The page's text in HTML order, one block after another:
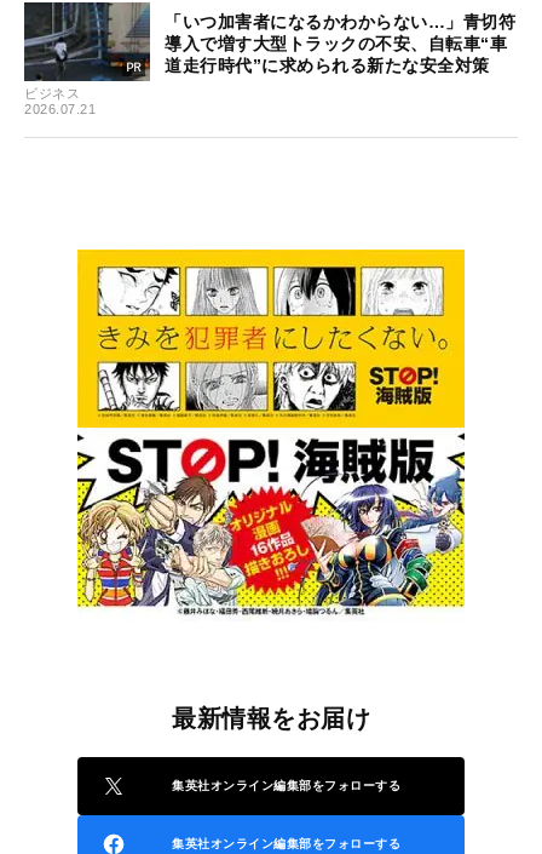
ビジネス
2026.07.21
「いつ加害者になるかわからない…」青切符
導入で増す大型トラックの不安、自転車“車
道走行時代”に求められる新たな安全対策
最新情報をお届け
集英社オンライン編集部をフォローする
集英社オンライン編集部をフォローする